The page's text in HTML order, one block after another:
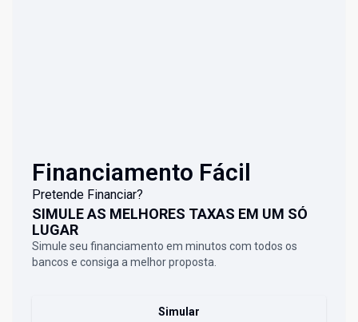
Financiamento Fácil
Pretende Financiar?
SIMULE AS MELHORES TAXAS EM UM SÓ
LUGAR
Simule seu financiamento em minutos com todos os
bancos e consiga a melhor proposta.
Simular